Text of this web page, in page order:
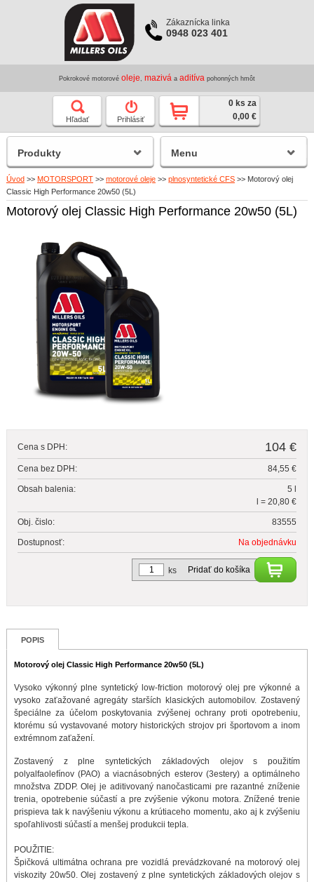
Zákaznícka linka
0948 023 401
Pokrokové motorové oleje mazivá a aditíva pohonných hmôt
Hľadať Prihlásiť
0 ks za
0,00 €
Úvod >> MOTORSPORT >> motorové oleje >> plnosyntetické CFS >> Motorový olej
Classic High Performance 20w50 (5L)
Motorový olej Classic High Performance 20w50 (5L)
Cena s DPH: 104 €
Cena bez DPH: 84,55 €
Obsah balenia:
5 l
l = 20,80 €
Obj. čislo: 83555
Dostupnosť: Na objednávku
Pridať do košíka
ks
POPIS
Motorový olej Classic High Performance 20w50 (5L)
Vysoko výkonný plne syntetický low-friction motorový olej pre výkonné a
vysoko zaťažované agregáty starších klasických automobilov. Zostavený
špeciálne za účelom poskytovania zvýšenej ochrany proti opotrebeniu,
ktorému sú vystavované motory historických strojov pri športovom a inom
extrémnom zaťažení.
Zostavený z plne syntetických základových olejov s použitím
polyalfaolefínov (PAO) a viacnásobných esterov (3estery) a optimálneho
množstva ZDDP. Olej je aditivovaný nanočasticami pre razantné zníženie
trenia, opotrebenie súčastí a pre zvýšenie výkonu motora. Znížené trenie
prispieva tak k navýšeniu výkonu a krútiaceho momentu, ako aj k zvýšeniu
spoľahlivosti súčastí a menšej produkcii tepla.
POUŽITIE:
Špičková ultimátna ochrana pre vozidlá prevádzkované na motorový olej
viskozity 20w50. Olej zostavený z plne syntetických základových olejov s
Produkty Menu